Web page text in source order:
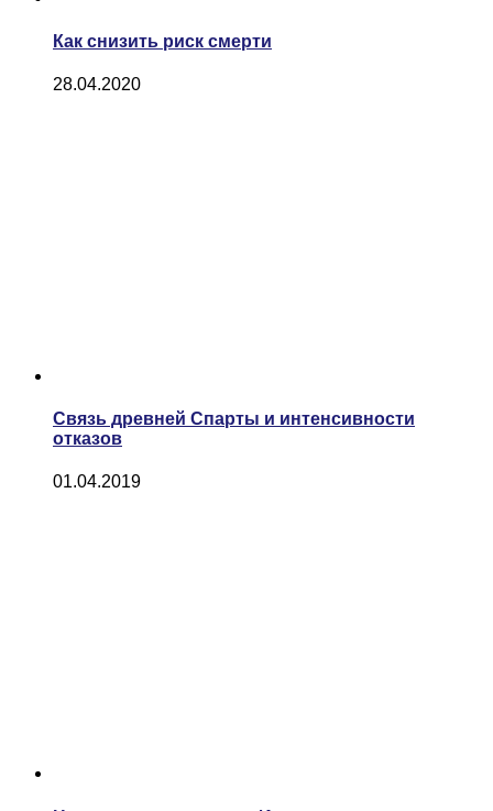
Как снизить риск смерти
28.04.2020
Связь древней Спарты и интенсивности
отказов
01.04.2019